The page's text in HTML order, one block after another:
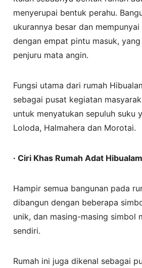
menyerupai bentuk perahu.
ukurannya besar dan
dengan empat pintu masuk,
penjuru mata angin.
Fungsi utama dari rumah
sebagai pusat kegiatan
untuk menyatukan sepuluh suku
Loloda, Halmahera dan Morotai.
· Ciri Khas Rumah Adat
Hampir semua bangunan pada
dibangun dengan beberapa
unik, dan masing-masing simbol
sendiri.
Rumah ini juga dikenal sebagai